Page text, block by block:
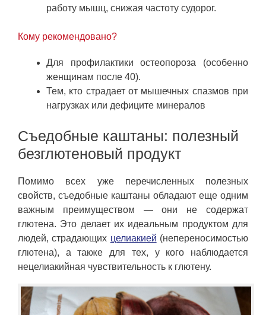
работу мышц, снижая частоту судорог.
Кому рекомендовано?
Для профилактики остеопороза (особенно
женщинам после 40).
Тем, кто страдает от мышечных спазмов при
нагрузках или дефиците минералов
Съедобные каштаны: полезный
безглютеновый продукт
Помимо всех уже перечисленных полезных
свойств, съедобные каштаны обладают еще одним
важным преимуществом — они не содержат
глютена. Это делает их идеальным продуктом для
людей, страдающих целиакией (непереносимостью
глютена), а также для тех, у кого наблюдается
нецелиакийная чувствительность к глютену.